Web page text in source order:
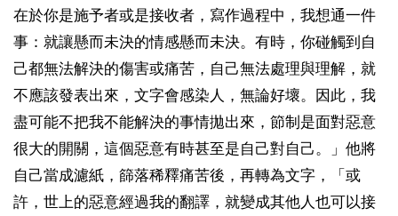
在於你是施予者或是接收者，寫作過程中，我想通一件
事：就讓懸而未決的情感懸而未決。有時，你碰觸到自
己都無法解決的傷害或痛苦，自己無法處理與理解，就
不應該發表出來，文字會感染人，無論好壞。因此，我
盡可能不把我不能解決的事情拋出來，節制是面對惡意
很大的開關，這個惡意有時甚至是自己對自己。」他將
自己當成濾紙，篩落稀釋痛苦後，再轉為文字，「或
許，世上的惡意經過我的翻譯，就變成其他人也可以接